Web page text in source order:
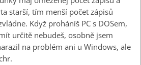
starší, tím menší počet zápisů
Když proháníš PC s DOSem,
určitě nebudeš, osobně jsem
na problém ani u Windows, ale